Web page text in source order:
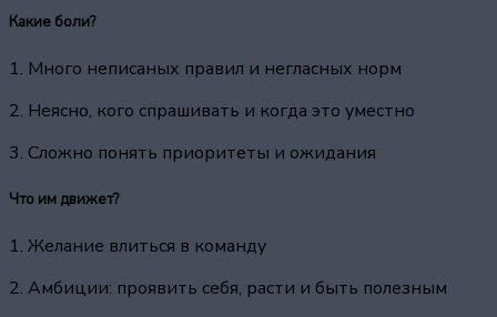
Какие боли?
1. Много неписаных правил и негласных норм
2. Неясно, кого спрашивать и когда это уместно
3. Сложно понять приоритеты и ожидания
Что им движет?
1. Желание влиться в команду
2. Амбиции: проявить себя, расти и быть полезным